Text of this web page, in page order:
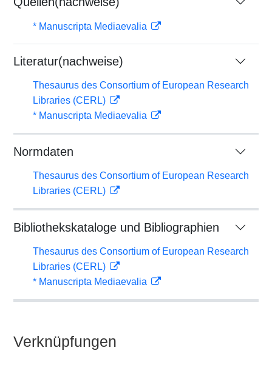
* Manuscripta Mediaevalia
Literatur(nachweise)
Thesaurus des Consortium of European Research
Libraries (CERL)
* Manuscripta Mediaevalia
Normdaten
Thesaurus des Consortium of European Research
Libraries (CERL)
Bibliothekskataloge und Bibliographien
Thesaurus des Consortium of European Research
Libraries (CERL)
* Manuscripta Mediaevalia
Verknüpfungen